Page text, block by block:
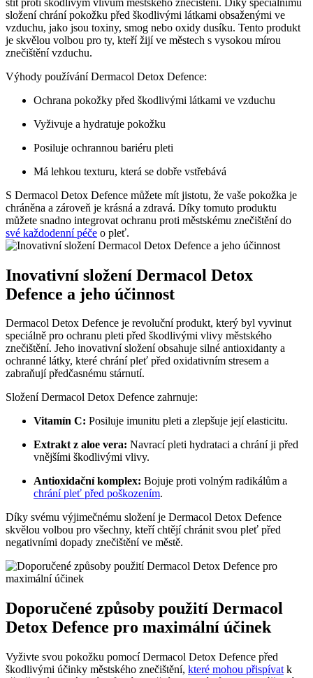
složení chrání pokožku před škodlivými látkami obsaženými ve
vzduchu, jako jsou toxiny, smog nebo oxidy dusíku. Tento produkt
je skvělou volbou pro ty, kteří žijí ve městech s vysokou mírou
znečištění vzduchu.
Výhody používání Dermacol Detox Defence:
Ochrana pokožky před škodlivými látkami ve vzduchu
Vyživuje a hydratuje pokožku
Posiluje ochrannou bariéru pleti
Má lehkou texturu, která se dobře vstřebává
S Dermacol Detox Defence můžete mít jistotu, že vaše pokožka je
chráněna a zároveň je krásná a zdravá. Díky tomuto produktu
můžete snadno integrovat ochranu proti městskému znečištění do
své každodenní péče o pleť.
Inovativní složení Dermacol Detox
Defence a jeho účinnost
Dermacol Detox Defence je revoluční produkt, který byl vyvinut
speciálně pro ochranu pleti před škodlivými vlivy městského
znečištění. Jeho inovativní složení obsahuje silné antioxidanty a
ochranné látky, které chrání pleť před oxidativním stresem a
zabraňují předčasnému stárnutí.
Složení Dermacol Detox Defence zahrnuje:
Vitamín C: Posiluje imunitu pleti a zlepšuje její elasticitu.
Extrakt z aloe vera: Navrací pleti hydrataci a chrání ji před
vnějšími škodlivými vlivy.
Antioxidační komplex: Bojuje proti volným radikálům a
chrání pleť před poškozením.
Díky svému výjimečnému složení je Dermacol Detox Defence
skvělou volbou pro všechny, kteří chtějí chránit svou pleť před
negativními dopady znečištění ve městě.
Doporučené způsoby použití Dermacol
Detox Defence pro maximální účinek
Vyživte svou pokožku pomocí Dermacol Detox Defence před
škodlivými účinky městského znečištění, které mohou přispívat k